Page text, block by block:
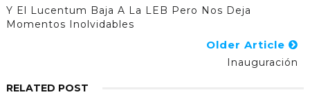
Y El Lucentum Baja A La LEB Pero Nos Deja
Momentos Inolvidables
Older Article
Inauguración
RELATED POST